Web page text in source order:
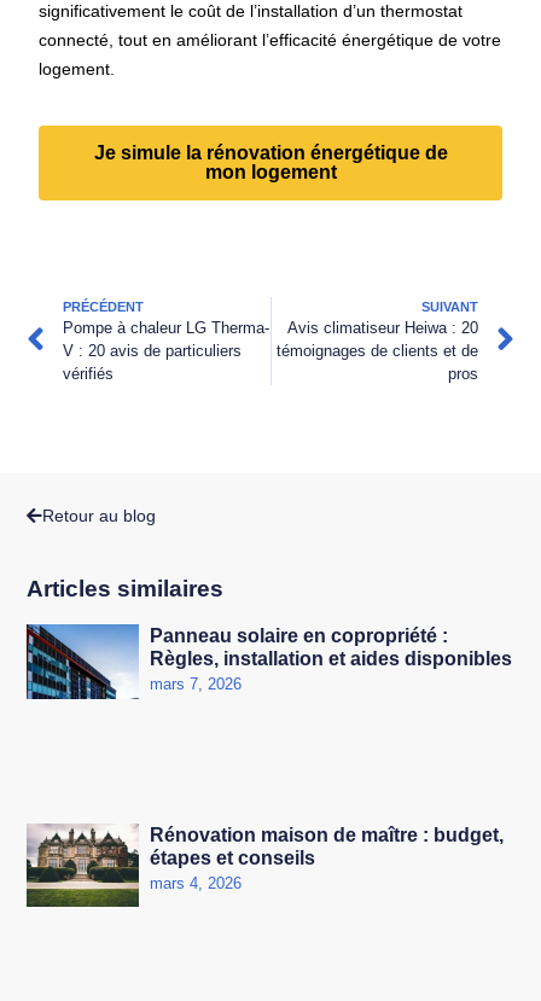
Retour au blog
Articles similaires
Panneau solaire en copropriété :
Règles, installation et aides disponibles
mars 7, 2026
Rénovation maison de maître : budget,
étapes et conseils
mars 4, 2026
significativement le coût de l’installation d’un thermostat
connecté, tout en améliorant l’efficacité énergétique de votre
logement.
Je simule la rénovation énergétique de
mon logement
PRÉCÉDENT
Pompe à chaleur LG Therma-
V : 20 avis de particuliers
vérifiés
SUIVANT
Avis climatiseur Heiwa : 20
témoignages de clients et de
pros